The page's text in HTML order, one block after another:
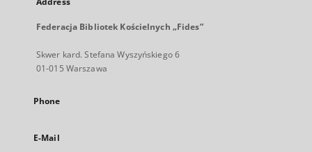
Federacja Bibliotek Kościelnych „Fides”
Skwer kard. Stefana Wyszyńskiego 6
01-015 Warszawa
Phone
E-Mail